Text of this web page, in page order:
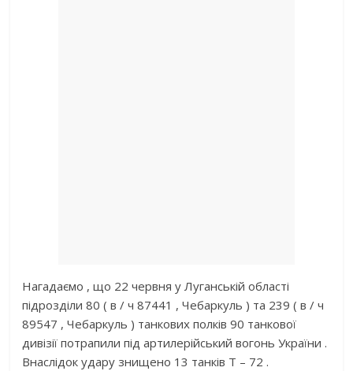
Нагадаємо , що 22 червня у Луганській області
підрозділи 80 ( в / ч 87441 , Чебаркуль ) та 239 ( в / ч
89547 , Чебаркуль ) танкових полків 90 танкової
дивізії потрапили під артилерійський вогонь України .
Внаслідок удару знищено 13 танків T – 72 .